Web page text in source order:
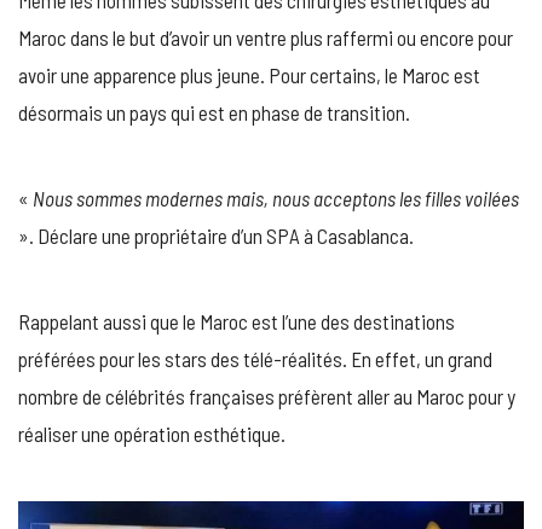
Maroc dans le but d’avoir un ventre plus raffermi ou encore pour
avoir une apparence plus jeune. Pour certains, le Maroc est
désormais un pays qui est en phase de transition.
« Nous sommes modernes mais, nous acceptons les filles voilées
». Déclare une propriétaire d’un SPA à Casablanca.
Rappelant aussi que le Maroc est l’une des destinations
préférées pour les stars des télé-réalités. En effet, un grand
nombre de célébrités françaises préfèrent aller au Maroc pour y
réaliser une opération esthétique.